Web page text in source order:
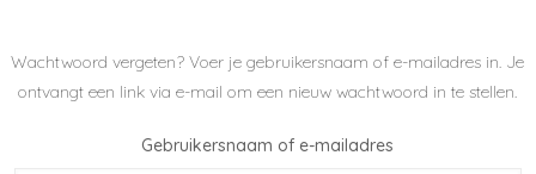
Wachtwoord vergeten? Voer je gebruikersnaam of e-mailadres in. Je
ontvangt een link via e-mail om een nieuw wachtwoord in te stellen.
Gebruikersnaam of e-mailadres